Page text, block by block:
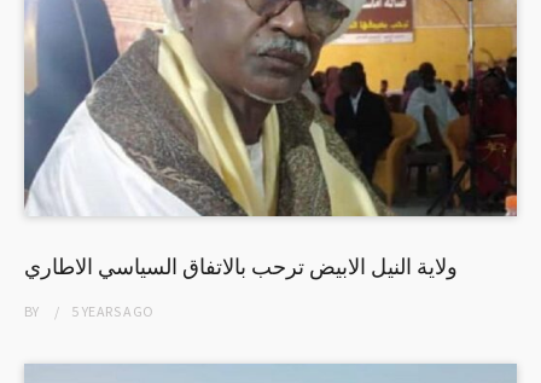
ولاية النيل الابيض ترحب بالاتفاق السياسي الاطاري
BY 5 YEARSAGO